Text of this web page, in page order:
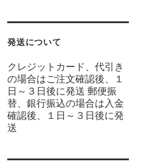
発送について
クレジットカード、代引き
の場合はご注文確認後、１
日～３日後に発送 郵便振
替、銀行振込の場合は入金
確認後、１日～３日後に発
送